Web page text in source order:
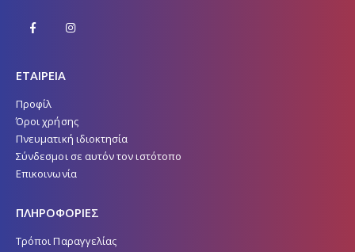
ΕΤΑΙΡΕΙΑ
Προφίλ
Όροι χρήσης
Πνευματική ιδιοκτησία
Σύνδεσμοι σε αυτόν τον ιστότοπο
Επικοινωνία
ΠΛΗΡΟΦΟΡΙΕΣ
Τρόποι Παραγγελίας